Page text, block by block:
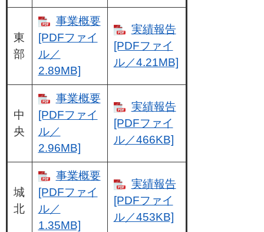
東
部
事業概要
[PDFファイ
ル／
2.89MB]
実績報告
[PDFファイ
ル／4.21MB]
中
央
事業概要
[PDFファイ
ル／
2.96MB]
実績報告
[PDFファイ
ル／466KB]
城
北
事業概要
[PDFファイ
ル／
1.35MB]
実績報告
[PDFファイ
ル／453KB]